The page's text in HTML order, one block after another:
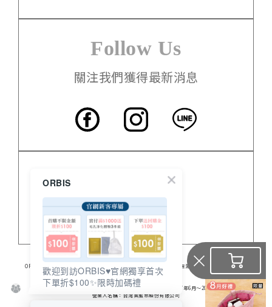
Follow Us
關注我們獲得最新消息
門市資訊
關於 ORBIS
ORBIS日本的專業保養品，提供高品質無油保養品、臉部保養、美白保濕、身體保養及營養食品。
食品業登錄字號：A-128206307-00000-6
※ 2016年 連續兩年No.1
※ 日本媒體《通販新聞》調查結果（銷售業績結算期間：2017年6月～2018年5月）
營業人名稱：台灣奧蜜思股份有限公司
ORBIS
歡迎到訪ORBIS♥️官網獨享首次
下單折$100✨限時加碼禮